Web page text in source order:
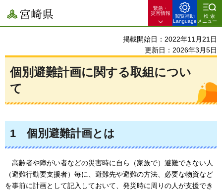
宮崎県
緊急・
災害情報
閲覧補助
Language
検索
メニュー
掲載開始日：2022年11月21日
更新日：2026年3月5日
個別避難計画に関する取組につい
て
1 個別避難計画とは
高齢者や障がい者などの災害時に自ら（家族で）避難できない人
（避難行動要支援者）毎に、避難先や避難の方法、必要な物資など
を事前に計画として記入しておいて、発災時に周りの人が支援でき